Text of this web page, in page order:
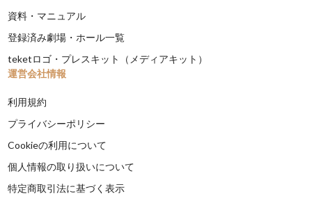
資料・マニュアル
登録済み劇場・ホール一覧
teketロゴ・プレスキット（メディアキット）
運営会社情報
利用規約
プライバシーポリシー
Cookieの利用について
個人情報の取り扱いについて
特定商取引法に基づく表示